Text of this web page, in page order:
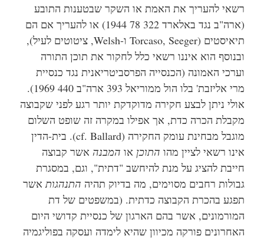
רשאי להעריך את האמת או השקר שבטענות התובע
(ארה"ב נגד באלארד 322 78 1944) או להעריך אם הם
תיאיסטים (Torcaso, Seeger ו-Welsh, ציטוטים לעיל),
ובנוסף הוא איננו רשאי כלל לחקור את תוכן התורה
וערכי האמונה (הכנסייה הפרסביטריאנית נגד כנסיית
מרי אליזבת' בלו הול ממוריאל 393 ארה"ב 440 1969).
אולי ניתן לבצע חקירה מדוקדקת יותר רגע לפני שקבוצה
מקבלת הכרה כדת, אך אפילו במקרה זה שופט השלום
מוגבל מבחינת עומק החקירה (cf. Ballard).
בית-הדין
אינו רשאי לציין מהוהתוכןאו המבנהאשר קבוצה
חייבת להציג על מנת להיחשב "דתית", וגם, במסגרת
גבולות רחבים מסוימים, מה בדיוק תהיההתנהגותאשר
תפגע בהכרת הקבוצה כדתית. (במשפטים של דת
המורמונים, אשר בהם הארגון של כנסיית קדושי היום
האחרונים פורקה מכיוון שהיא לימדה ועסקה בפוליגמיה